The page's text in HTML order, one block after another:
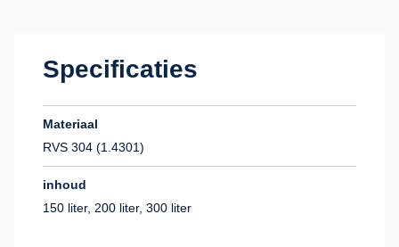
Specificaties
Materiaal
RVS 304 (1.4301)
inhoud
150 liter, 200 liter, 300 liter